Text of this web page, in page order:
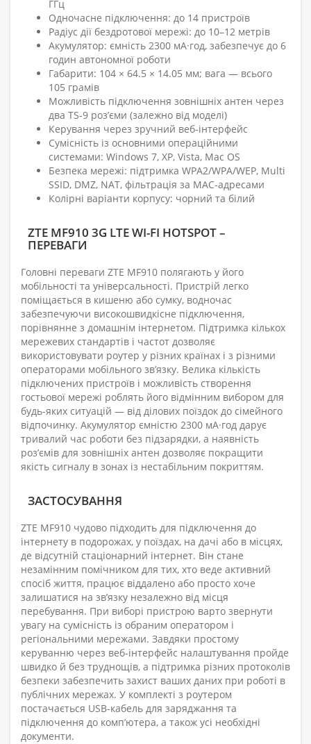
ГГц
Одночасне підключення: до 14 пристроїв
Радіус дії бездротової мережі: до 10–12 метрів
Акумулятор: ємність 2300 мА·год, забезпечує до 6
годин автономної роботи
Габарити: 104 × 64.5 × 14.05 мм; вага — всього
105 грамів
Можливість підключення зовнішніх антен через
два TS-9 роз’єми (залежно від моделі)
Керування через зручний веб-інтерфейс
Сумісність із основними операційними
системами: Windows 7, XP, Vista, Mac OS
Безпека мережі: підтримка WPA2/WPA/WEP, Multi
SSID, DMZ, NAT, фільтрація за MAC-адресами
Колірні варіанти корпусу: чорний та білий
ZTE MF910 3G LTE WI-FI HOTSPOT –
ПЕРЕВАГИ
Головні переваги ZTE MF910 полягають у його
мобільності та універсальності. Пристрій легко
поміщається в кишеню або сумку, водночас
забезпечуючи високошвидкісне підключення,
порівнянне з домашнім інтернетом. Підтримка кількох
мережевих стандартів і частот дозволяє
використовувати роутер у різних країнах і з різними
операторами мобільного зв’язку. Велика кількість
підключених пристроїв і можливість створення
гостьової мережі роблять його відмінним вибором для
будь-яких ситуацій — від ділових поїздок до сімейного
відпочинку. Акумулятор ємністю 2300 мА·год дарує
тривалий час роботи без підзарядки, а наявність
роз’ємів для зовнішніх антен дозволяє покращити
якість сигналу в зонах із нестабільним покриттям.
ЗАСТОСУВАННЯ
ZTE MF910 чудово підходить для підключення до
інтернету в подорожах, у поїздах, на дачі або в місцях,
де відсутній стаціонарний інтернет. Він стане
незамінним помічником для тих, хто веде активний
спосіб життя, працює віддалено або просто хоче
залишатися на зв’язку незалежно від місця
перебування. При виборі пристрою варто звернути
увагу на сумісність із обраним оператором і
регіональними мережами. Завдяки простому
керуванню через веб-інтерфейс налаштування пройде
швидко й без труднощів, а підтримка різних протоколів
безпеки забезпечить захист ваших даних при роботі в
публічних мережах. У комплекті з роутером
постачається USB-кабель для заряджання та
підключення до комп’ютера, а також усі необхідні
документи.